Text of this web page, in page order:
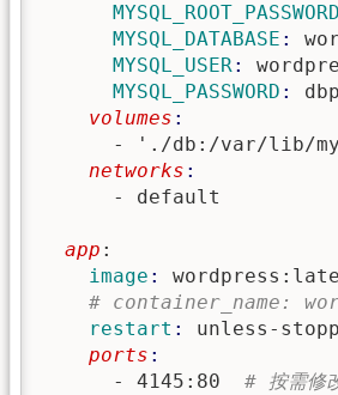
      MYSQL_ROOT_PASSWORD
      MYSQL_DATABASE
:
      MYSQL_USER
:
      MYSQL_PASSWORD
:
    volumes
- './db:/var/lib/
    networks
      - default
  app
:
    image
:
# container_name:
    restart
: unless-
    ports
      - 4145:80
# 按需修